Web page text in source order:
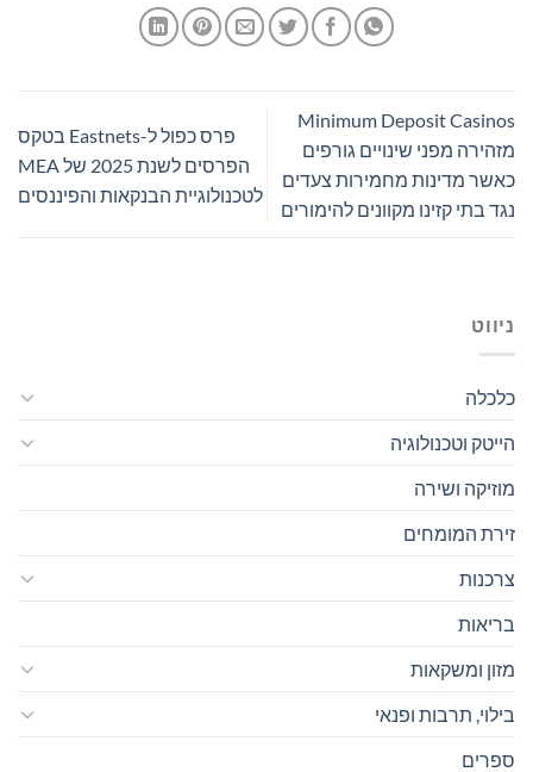
Minimum Deposit Casinos
מזהירה מפני שינויים גורפים
כאשר מדינות מחמירות צעדים
נגד בתי קזינו מקוונים להימורים
פרס כפול ל-Eastnets בטקס
הפרסים לשנת 2025 של MEA
לטכנולוגיית הבנקאות והפיננסים
ניווט
כלכלה
הייטק וטכנולוגיה
מוזיקה ושירה
זירת המומחים
צרכנות
בריאות
מזון ומשקאות
בילוי, תרבות ופנאי
ספרים